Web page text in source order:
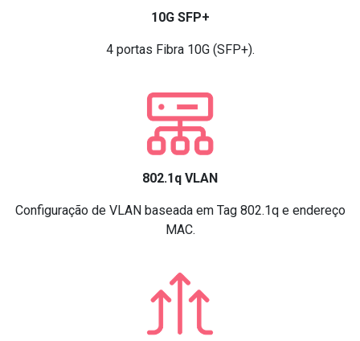
10G SFP+
4 portas Fibra 10G (SFP+).
802.1q VLAN
Configuração de VLAN baseada em Tag 802.1q e endereço
MAC.